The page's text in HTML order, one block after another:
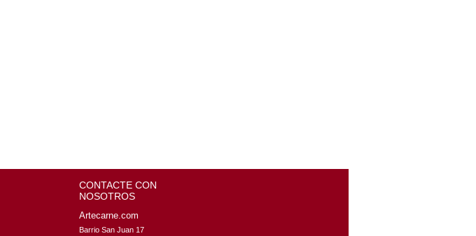
CONTACTE CON
NOSOTROS
Artecarne.com
Barrio San Juan 17